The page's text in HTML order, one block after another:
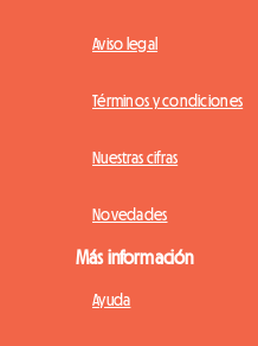
Aviso legal
Términos y condiciones
Nuestras cifras
Novedades
Más información
Ayuda